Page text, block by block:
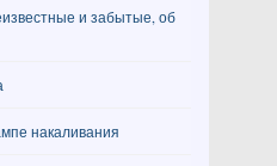
и забытые, об
накаливания